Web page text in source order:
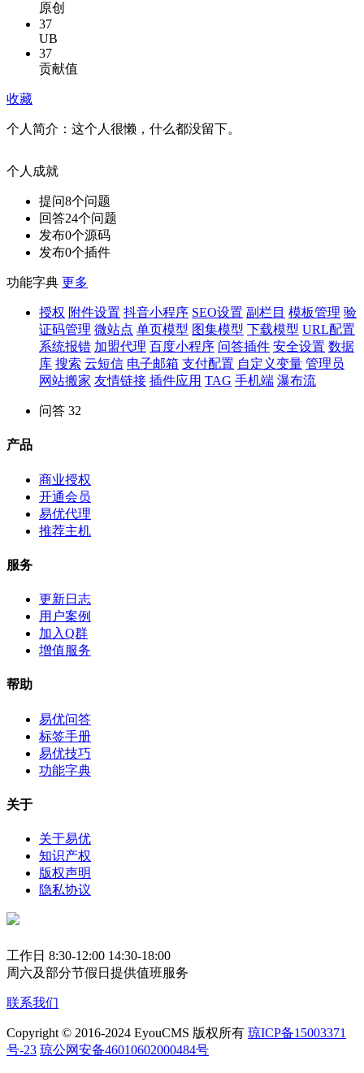
原创
37
UB
37
贡献值
收藏
个人简介： 这个人很懒，什么都没留下。
个人成就
提问8个问题
回答24个问题
发布0个源码
发布0个插件
功能字典 更多
授权 附件设置 抖音小程序 SEO设置 副栏目 模板管理 验
证码管理 微站点 单页模型 图集模型 下载模型 URL配置
系统报错 加盟代理 百度小程序 问答插件 安全设置 数据
库 搜索 云短信 电子邮箱 支付配置 自定义变量 管理员
网站搬家 友情链接 插件应用 TAG 手机端 瀑布流
问答 32
产品
商业授权
开通会员
易优代理
推荐主机
服务
更新日志
用户案例
加入Q群
增值服务
帮助
易优问答
标签手册
易优技巧
功能字典
关于
关于易优
知识产权
版权声明
隐私协议
工作日 8:30-12:00 14:30-18:00
周六及部分节假日提供值班服务
联系我们
Copyright © 2016-2024 EyouCMS 版权所有 琼ICP备15003371
号-23 琼公网安备46010602000484号